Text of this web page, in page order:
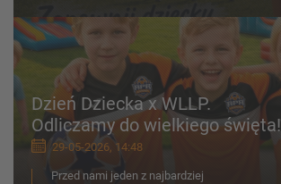
Dzień Dziecka x WLLP.
Odliczamy do wielkiego święta!
29-05-2026, 14:48
Przed nami jeden z najbardziej